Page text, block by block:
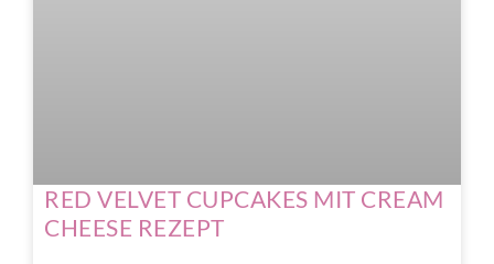
RED VELVET CUPCAKES MIT CREAM
CHEESE REZEPT